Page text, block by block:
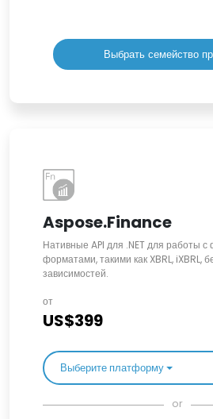
Выбрать семейство
Aspose.Finance
Нативные API для .NET для работы
форматами, такими как XBRL, iXBRL,
зависимостей.
от
US$399
Выберите платформу
or